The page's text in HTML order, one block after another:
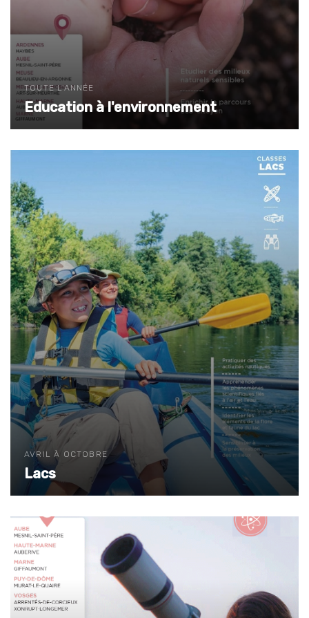
TOUTE L'ANNÉE
Education à l'environnement
AVRIL À OCTOBRE
Lacs